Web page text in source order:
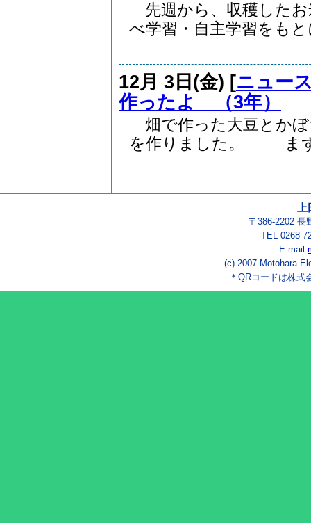
先週から、収穫した
べ学習・自主学習をもと
12月 3日(金) [ニュー
作ったよ （3年）
畑で作った大豆とか
を作りました。 ま
〒386-2202 長
TEL 0268-
E-mail
(c) 2007 Motohara
＊QRコードは株式